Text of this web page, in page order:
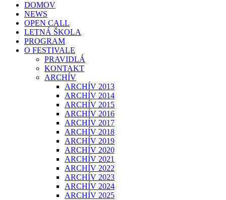
DOMOV
NEWS
OPEN CALL
LETNÁ ŠKOLA
PROGRAM
O FESTIVALE
PRAVIDLÁ
KONTAKT
ARCHÍV
ARCHÍV 2013
ARCHÍV 2014
ARCHÍV 2015
ARCHÍV 2016
ARCHÍV 2017
ARCHÍV 2018
ARCHÍV 2019
ARCHÍV 2020
ARCHÍV 2021
ARCHÍV 2022
ARCHÍV 2023
ARCHÍV 2024
ARCHÍV 2025